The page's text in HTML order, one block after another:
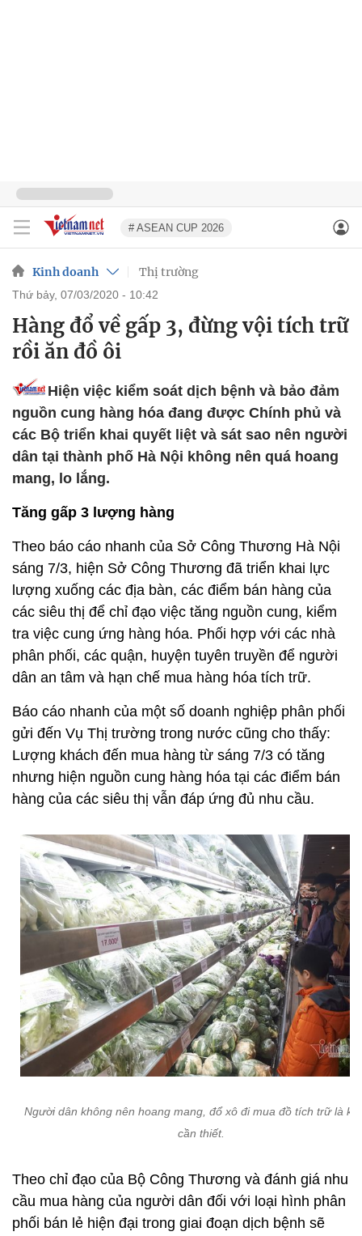
# ASEAN CUP 2026
Kinh doanh Thị trường
thứ bảy, 07/03/2020 - 10:42
Hàng đổ về gấp 3, đừng vội tích trữ
rồi ăn đồ ôi
Hiện việc kiểm soát dịch bệnh và bảo đảm
nguồn cung hàng hóa đang được Chính phủ và
các Bộ triển khai quyết liệt và sát sao nên người
dân tại thành phố Hà Nội không nên quá hoang
mang, lo lắng.
Tăng gấp 3 lượng hàng
Theo báo cáo nhanh của Sở Công Thương Hà Nội
sáng 7/3, hiện Sở Công Thương đã triển khai lực
lượng xuống các địa bàn, các điểm bán hàng của
các siêu thị để chỉ đạo việc tăng nguồn cung, kiểm
tra việc cung ứng hàng hóa. Phối hợp với các nhà
phân phối, các quận, huyện tuyên truyền để người
dân an tâm và hạn chế mua hàng hóa tích trữ.
Báo cáo nhanh của một số doanh nghiệp phân phối
gửi đến Vụ Thị trường trong nước cũng cho thấy:
Lượng khách đến mua hàng từ sáng 7/3 có tăng
nhưng hiện nguồn cung hàng hóa tại các điểm bán
hàng của các siêu thị vẫn đáp ứng đủ nhu cầu.
Người dân không nên hoang mang, đổ xô đi mua đồ tích trữ là
cần thiết.
Theo chỉ đạo của Bộ Công Thương và đánh giá nhu
cầu mua hàng của người dân đối với loại hình phân
phối bán lẻ hiện đại trong giai đoạn dịch bệnh sẽ